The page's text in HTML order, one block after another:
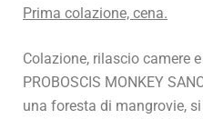
Prima colazione, cena.
Colazione, rilascio camere
PROBOSCIS MONKEY
una foresta di mangrovie,